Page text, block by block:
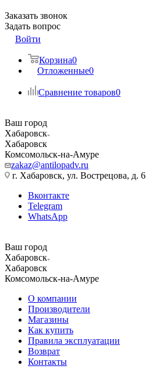
Заказать звонок
Задать вопрос
Войти
Корзина0
Отложенные0
Сравнение товаров0
Ваш город
Хабаровск
Хабаровск
Комсомольск-на-Амуре
zakaz@antilopadv.ru
г. Хабаровск, ул. Вострецова, д. 6
Вконтакте
Telegram
WhatsApp
Ваш город
Хабаровск
Хабаровск
Комсомольск-на-Амуре
О компании
Производители
Магазины
Как купить
Правила эксплуатации
Возврат
Контакты